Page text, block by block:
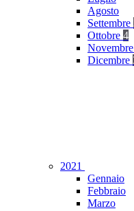
Agosto
Settembre
Ottobre 4
Novembre
Dicembre
2021
Gennaio
Febbraio
Marzo